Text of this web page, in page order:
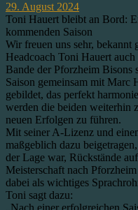
29. August 2024
Toni Hauert bleibt an Bord:
kommenden Saison
Wir freuen uns sehr, bekannt
Headcoach Toni Hauert
Bande der Pforzheim Bisons
Saison gemeinsam mit Marc
gebildet, das perfekt
werden die beiden weiterhin
neuen Erfolgen zu führen.
Mit seiner A-Lizenz und
maßgeblich dazu
der Lage war, Rückstände
Meisterschaft nach
dabei als wichtiges
Toni sagt dazu: